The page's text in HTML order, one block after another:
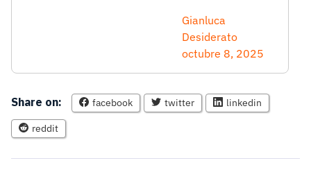
Gianluca
Desiderato
octubre 8, 2025
Share on: facebook twitter linkedin
reddit